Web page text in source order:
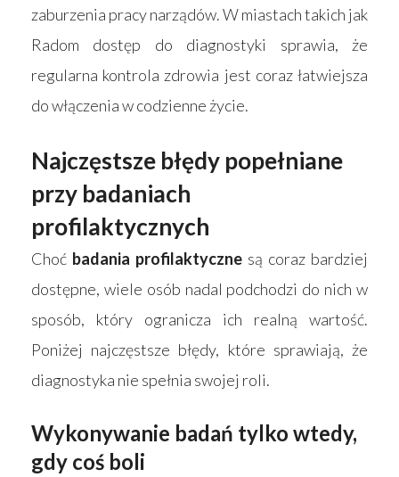
zaburzenia pracy narządów. W miastach takich jak
Radom dostęp do diagnostyki sprawia, że
regularna kontrola zdrowia jest coraz łatwiejsza
do włączenia w codzienne życie.
Najczęstsze błędy popełniane
przy badaniach
profilaktycznych
Choć badania profilaktyczne są coraz bardziej
dostępne, wiele osób nadal podchodzi do nich w
sposób, który ogranicza ich realną wartość.
Poniżej najczęstsze błędy, które sprawiają, że
diagnostyka nie spełnia swojej roli.
Wykonywanie badań tylko wtedy,
gdy coś boli